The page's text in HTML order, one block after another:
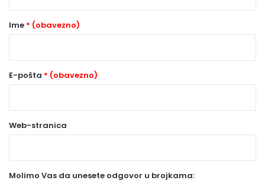
r
o
a
v
z
n
Ime * (obavezno)
E-pošta * (obavezno)
Web-stranica
Molimo Vas da unesete odgovor u brojkama: